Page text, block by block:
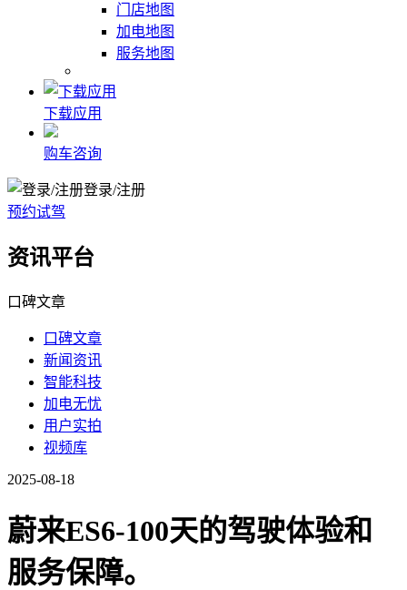
门店地图
加电地图
服务地图
下载应用
购车咨询
登录/注册
预约试驾
资讯平台
口碑文章
口碑文章
新闻资讯
智能科技
加电无忧
用户实拍
视频库
2025-08-18
蔚来ES6-100天的驾驶体验和
服务保障。